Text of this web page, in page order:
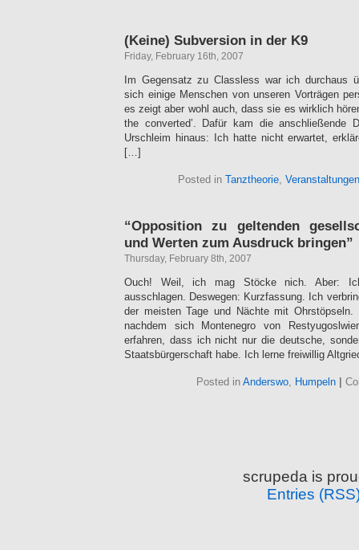
(Keine) Subversion in der K9
Friday, February 16th, 2007
Im Gegensatz zu Classless war ich durchaus
sich einige Menschen von unseren Vorträgen
es zeigt aber wohl auch, dass sie es wirklich
the converted’. Dafür kam die anschließende
Urschleim hinaus: Ich hatte nicht erwartet,
[…]
Posted in Tanztheorie, Veranstaltungen
“Opposition zu geltenden
und Werten zum Ausdruck bringen”
Thursday, February 8th, 2007
Ouch! Weil, ich mag Stöcke nich. Aber:
ausschlagen. Deswegen: Kurzfassung. Ich
der meisten Tage und Nächte mit Ohrstöpseln.
nachdem sich Montenegro von
erfahren, dass ich nicht nur die deutsche,
Staatsbürgerschaft habe. Ich lerne freiwillig
Posted in Anderswo, Humpeln
scrupeda is
Entries